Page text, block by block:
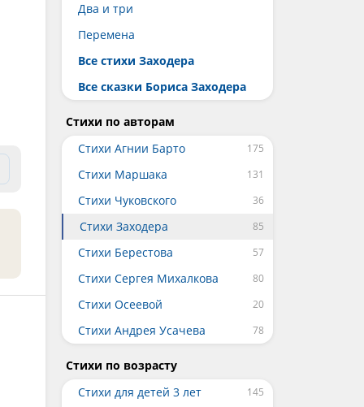
Два и три
Перемена
Все стихи Заходера
Все сказки Бориса Заходера
Стихи по авторам
Стихи Агнии Барто
Стихи Маршака
Стихи Чуковского
Стихи Заходера
Стихи Берестова
Стихи Сергея Михалкова
Стихи Осеевой
Стихи Андрея Усачева
Стихи по возрасту
Стихи для детей 3 лет